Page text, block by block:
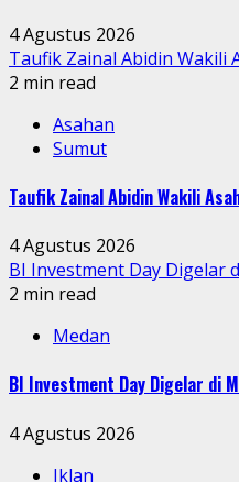
4 Agustus 2026
Taufik Zainal Abidin Wakili
2 min read
Asahan
Sumut
Taufik Zainal Abidin Wakili
4 Agustus 2026
BI Investment Day Digelar
2 min read
Medan
BI Investment Day Digelar di
4 Agustus 2026
Iklan